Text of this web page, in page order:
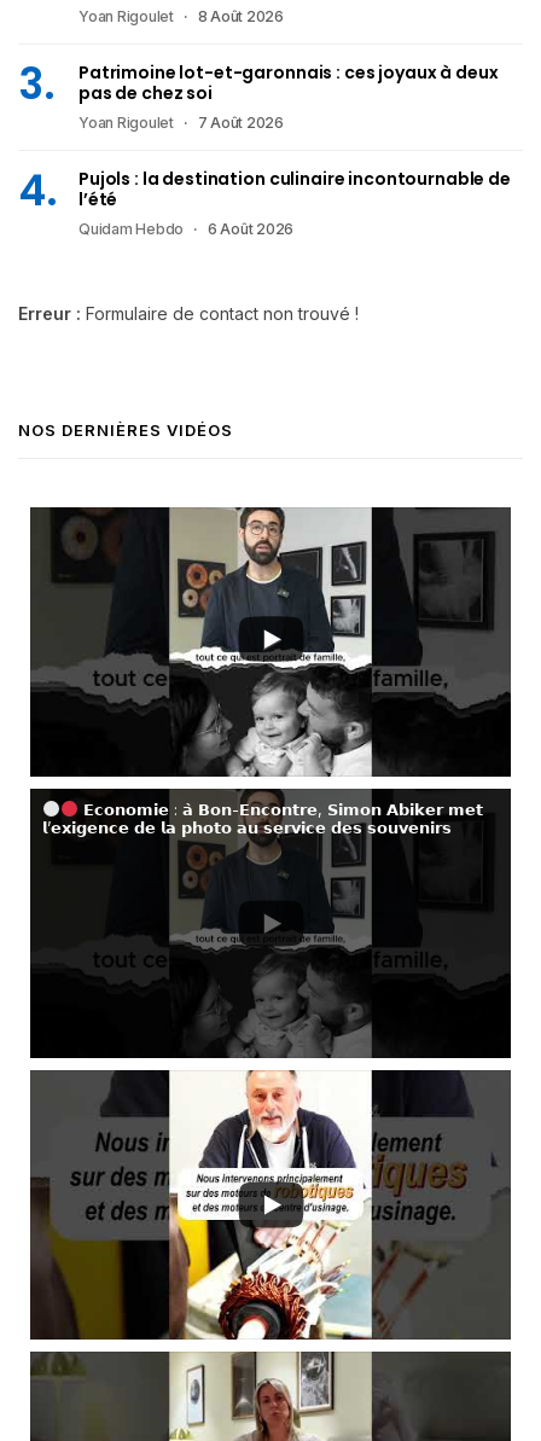
Yoan Rigoulet 8 Août 2026
Patrimoine lot-et-garonnais : ces joyaux à deux
pas de chez soi
Yoan Rigoulet 7 Août 2026
Pujols : la destination culinaire incontournable de
l’été
Quidam Hebdo 6 Août 2026
Erreur : Formulaire de contact non trouvé !
NOS DERNIÈRES VIDÉOS
𝗘𝗰𝗼𝗻𝗼𝗺𝗶𝗲 : 𝗮̀ 𝗕𝗼𝗻-𝗘𝗻𝗰𝗼𝗻𝘁𝗿𝗲, 𝗦𝗶𝗺𝗼𝗻 𝗔𝗯𝗶𝗸𝗲𝗿 𝗺𝗲𝘁
𝗹’𝗲𝘅𝗶𝗴𝗲𝗻𝗰𝗲 𝗱𝗲 𝗹𝗮 𝗽𝗵𝗼𝘁𝗼 𝗮𝘂 𝘀𝗲𝗿𝘃𝗶𝗰𝗲 𝗱𝗲𝘀 𝘀𝗼𝘂𝘃𝗲𝗻𝗶𝗿𝘀